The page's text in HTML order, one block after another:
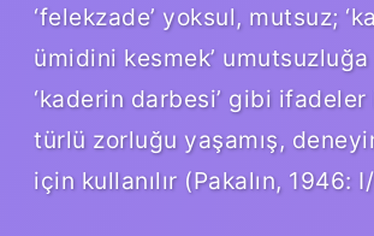
‘felekzade’ yoksul, mutsuz;
ümidini kesmek’ umutsuzluğa
‘kaderin darbesi’ gibi ifadeler
türlü zorluğu yaşamış,
için kullanılır (Pakalın, 1946: